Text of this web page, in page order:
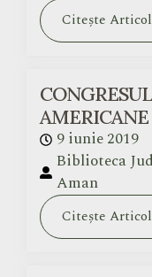
Citește
9 iunie 2019
Biblioteca
Aman
Citește